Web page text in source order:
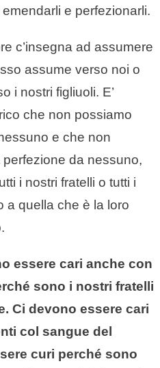
e perfezionarli.
c’insegna ad assumere
assume verso noi o
i nostri figliuoli. E’
che non possiamo
e che non
da nessuno,
i nostri fratelli o tutti i
a quella che è la loro
essere cari anche con
sono i nostri fratelli
Ci devono essere cari
col sangue del
curi perché sono